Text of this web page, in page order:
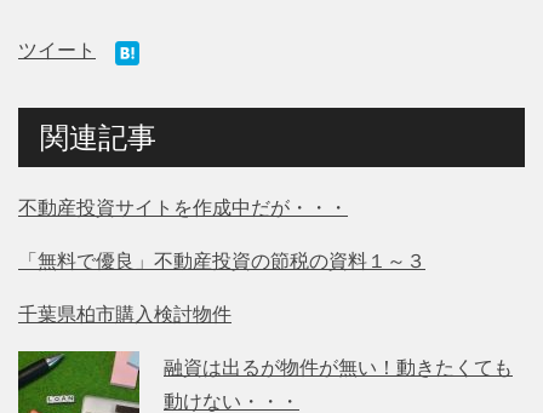
ツイート
関連記事
不動産投資サイトを作成中だが・・・
「無料で優良」不動産投資の節税の資料１～３
千葉県柏市購入検討物件
融資は出るが物件が無い！動きたくても
動けない・・・